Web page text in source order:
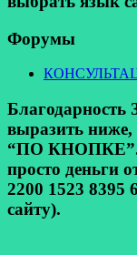
Форумы
выразить ниже,
“ПО КНОПКЕ”.
просто деньги
2200 1523 8395
сайту).